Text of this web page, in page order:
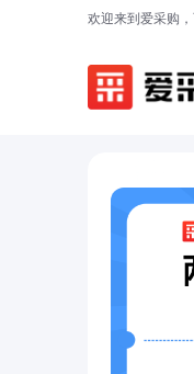
欢迎来到爱采购